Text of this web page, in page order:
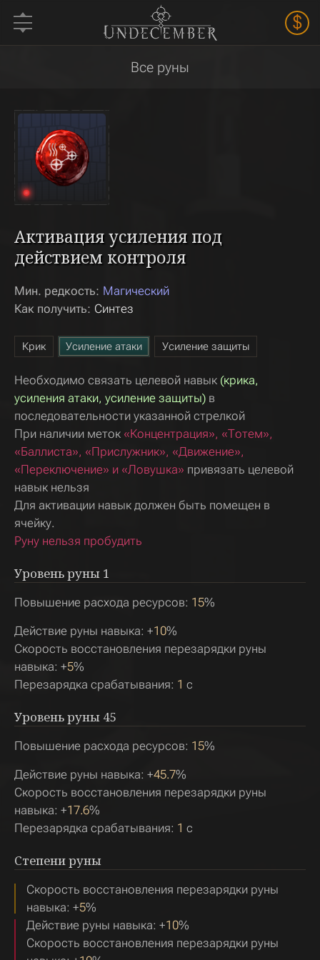
$
Все руны
Активация усиления под
действием контроля
Мин. редкость: Магический
Как получить: Синтез
Крик Усиление атаки Усиление защиты
Необходимо связать целевой навык (крика,
усиления атаки, усиление защиты) в
последовательности указанной стрелкой
При наличии меток «Концентрация», «Тотем»,
«Баллиста», «Прислужник», «Движение»,
«Переключение» и «Ловушка» привязать целевой
навык нельзя
Для активации навык должен быть помещен в
ячейку.
Руну нельзя пробудить
Уровень руны 1
Повышение расхода ресурсов: 15%
Действие руны навыка: +10%
Скорость восстановления перезарядки руны
навыка: +5%
Перезарядка срабатывания: 1 с
Уровень руны 45
Повышение расхода ресурсов: 15%
Действие руны навыка: +45.7%
Скорость восстановления перезарядки руны
навыка: +17.6%
Перезарядка срабатывания: 1 с
Степени руны
Скорость восстановления перезарядки руны
навыка: +5%
Действие руны навыка: +10%
Скорость восстановления перезарядки руны